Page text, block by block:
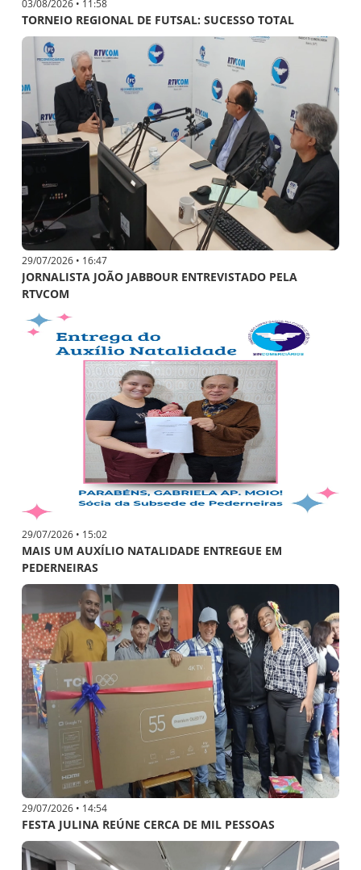
03/08/2026 • 11:58
TORNEIO REGIONAL DE FUTSAL: SUCESSO TOTAL
29/07/2026 • 16:47
JORNALISTA JOÃO JABBOUR ENTREVISTADO PELA
RTVCOM
29/07/2026 • 15:02
MAIS UM AUXÍLIO NATALIDADE ENTREGUE EM
PEDERNEIRAS
29/07/2026 • 14:54
FESTA JULINA REÚNE CERCA DE MIL PESSOAS